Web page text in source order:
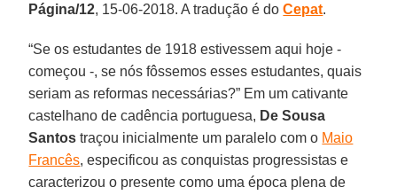
Página/12, 15-06-2018. A tradução é doCepat.
“Se os estudantes de 1918 estivessem aqui hoje -
começou -, se nós fôssemos esses estudantes, quais
seriam as reformas necessárias?” Em um cativante
castelhano de cadência portuguesa, De Sousa
Santos traçou inicialmente um paralelo com o Maio
Francês, especificou as conquistas progressistas e
caracterizou o presente como uma época plena de